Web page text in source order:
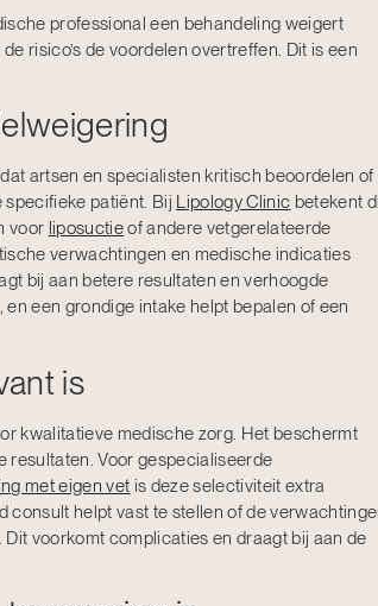
professional een behandeling weigert
risico’s de voordelen overtreffen. Dit is een
artsen en specialisten kritisch beoordelen of
patiënt. Bij Lipology Clinic betekent
voor liposuctieof andere vetgerelateerde
verwachtingen en medische indicaties
bij aan betere resultaten en verhoogde
een grondige intake helpt bepalen of een
is
kwalitatieve medische zorg. Het beschermt
resultaten. Voor gespecialiseerde
met eigen vet is deze selectiviteit extra
consult helpt vast te stellen of de
voorkomt complicaties en draagt bij aan de